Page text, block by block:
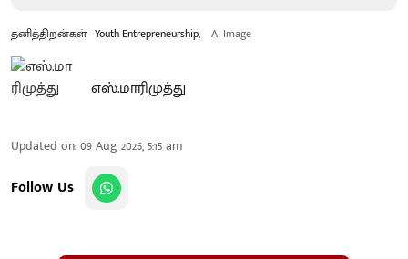
தனித்திறன்கள் - Youth Entrepreneurship, Ai Image
எஸ்.மாரிமுத்து
Updated on:09 Aug 2026, 5:15 am
Follow Us